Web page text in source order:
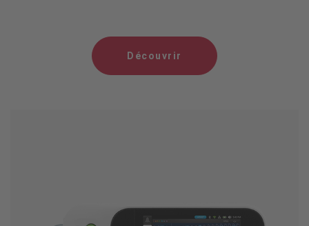
Découvrir